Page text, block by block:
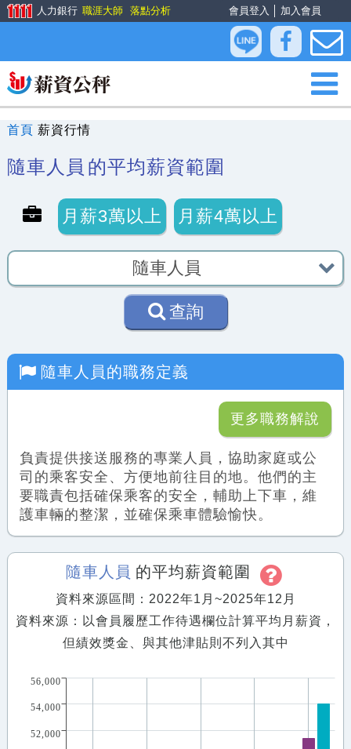
會員登入 加入會員
人力銀行 職涯大師 落點分析
首頁 薪資行情
隨車人員 的平均薪資範圍
月薪3萬以上 月薪4萬以上
查詢
隨車人員 的職務定義
更多職務解說
負責提供接送服務的專業人員，協助家庭或公
司的乘客安全、方便地前往目的地。他們的主
要職責包括確保乘客的安全，輔助上下車，維
護車輛的整潔，並確保乘車體驗愉快。
隨車人員 的平均薪資範圍
資料來源區間：2022年1月~2025年12月
資料來源：以會員履歷工作待遇欄位計算平均月薪資，
但績效獎金、與其他津貼則不列入其中
52,000
54,000
56,000